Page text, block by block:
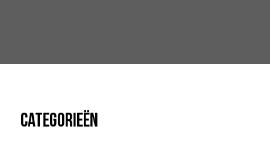
Categorieën